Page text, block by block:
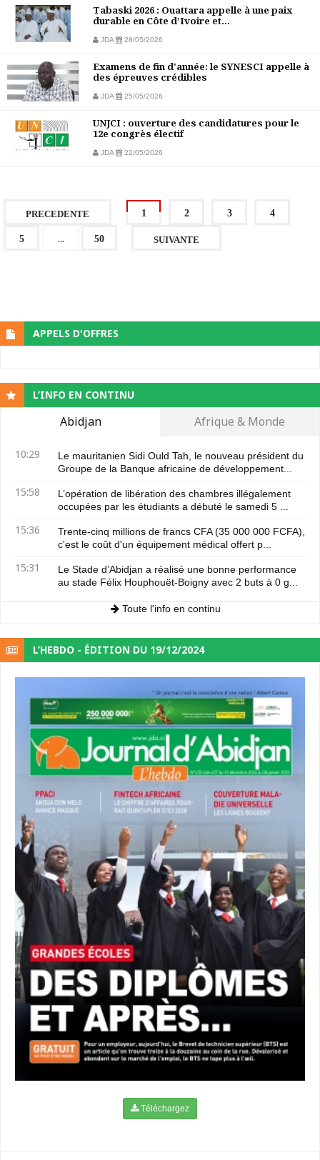
Tabaski 2026 : Ouattara appelle à une paix
durable en Côte d’Ivoire et...
JDA 28/05/2026
Examens de fin d'année: le SYNESCI appelle à
des épreuves crédibles
JDA 25/05/2026
UNJCI : ouverture des candidatures pour le
12e congrès électif
JDA 22/05/2026
PRECEDENTE 1 2 3 4
5 ... 50 SUIVANTE
APPELS D'OFFRES
L’INFO EN CONTINU
Abidjan Afrique & Monde
10:29
Le mauritanien Sidi Ould Tah, le nouveau président du
Groupe de la Banque africaine de développement...
15:58
L’opération de libération des chambres illégalement
occupées par les étudiants a débuté le samedi 5 ...
15:36
Trente-cinq millions de francs CFA (35 000 000 FCFA),
c'est le coût d'un équipement médical offert p...
15:31
Le Stade d’Abidjan a réalisé une bonne performance
au stade Félix Houphouët-Boigny avec 2 buts à 0 g...
Toute l'info en continu
L’HEBDO - ÉDITION DU 19/12/2024
Téléchargez